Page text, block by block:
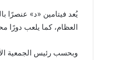
يُعد فيتامين «د» عنصرًا
العظام، كما يلعب دورًا
وبحسب رئيس الجمعية